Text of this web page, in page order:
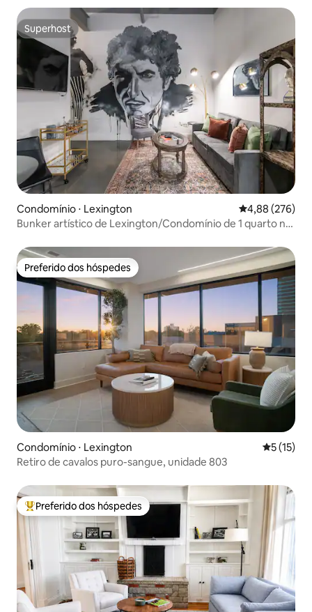
Superhost
Superhost
Condomínio ⋅ Lexington 4,88 de uma
4,88 (276)
Bunker artístico de Lexington/Condomínio de 1 quarto no
Preferido dos hóspedes
Preferido dos hóspedes
Condomínio ⋅ Lexington 5 de uma
5 (15)
Retiro de cavalos puro-sangue, unidade 803
Entre os melhores preferidos dos hóspedes
Preferido dos hóspedes